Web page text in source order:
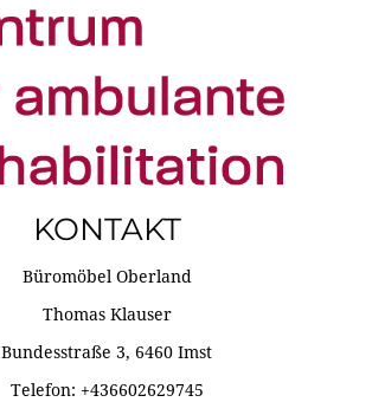
KONTAKT
Büromöbel Oberland
Thomas Klauser
Bundesstraße 3, 6460 Imst
Telefon: +436602629745